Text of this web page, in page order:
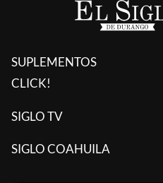
SUPLEMENTOS
CLICK!
SIGLO TV
SIGLO COAHUILA